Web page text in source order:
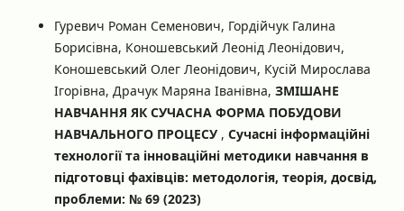
Гуревич Роман Семенович, Гордійчук Галина
Борисівна, Коношевський Леонід Леонідович,
Коношевський Олег Леонідович, Кусій Мирослава
Ігорівна, Драчук Маряна Іванівна, ЗМІШАНЕ
НАВЧАННЯ ЯК СУЧАСНА ФОРМА ПОБУДОВИ
НАВЧАЛЬНОГО ПРОЦЕСУ , Сучасні інформаційні
технології та інноваційні методики навчання в
підготовці фахівців: методологія, теорія, досвід,
проблеми: № 69 (2023)